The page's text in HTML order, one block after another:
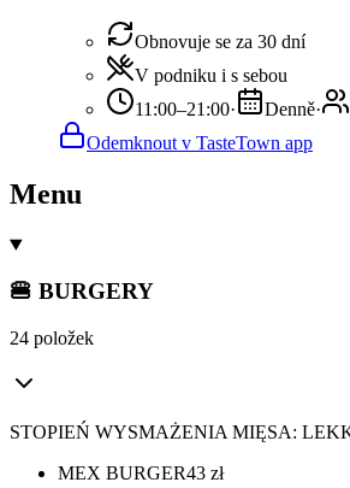
Obnovuje se za 30 dní
V podniku i s sebou
11:00–21:00· Denně·
Odemknout v TasteTown app
Menu
🍔 BURGERY
24 položek
STOPIEŃ WYSMAŻENIA MIĘSA:
MEX BURGER43 zł